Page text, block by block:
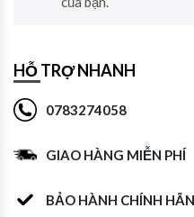
HỖ TRỢ NHANH
0783274058
GIAO HÀNG MIỄN PHÍ
BẢO HÀNH CHÍNH